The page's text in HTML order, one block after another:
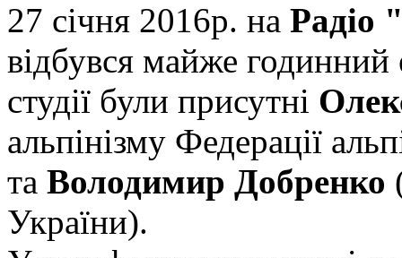
27 січня 2016р. на Радіо
відбувся майже годинний
студії були присутні
альпінізму Федерації
та Володимир Добренко
України).